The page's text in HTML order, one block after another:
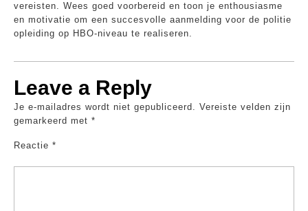
vereisten. Wees goed voorbereid en toon je enthousiasme
en motivatie om een succesvolle aanmelding voor de politie
opleiding op HBO-niveau te realiseren.
Leave a Reply
Je e-mailadres wordt niet gepubliceerd. Vereiste velden zijn
gemarkeerd met *
Reactie *